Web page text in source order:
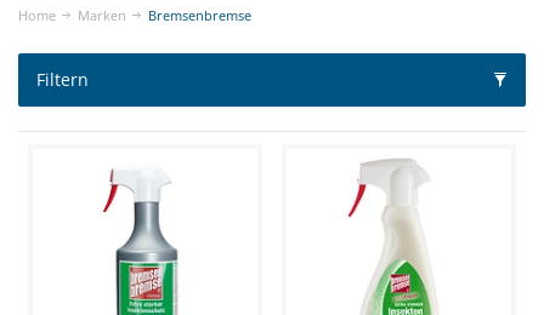
Home Marken Bremsenbremse
Filtern